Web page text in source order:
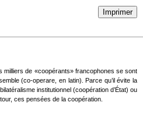
Imprimer
milliers de «coopérants» francophones se sont
(co-operare, en latin). Parce qu’il évite la
institutionnel (coopération d’État) ou
ces pensées de la coopération.